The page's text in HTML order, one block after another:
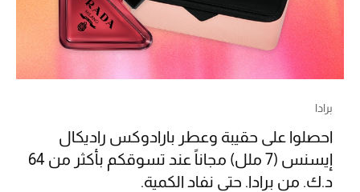
هدايا
دليل مستلزمات الجمال
أبرز الماركات
ماركات جديدة للجمال
برادا
احصلوا على حقيبة وعطر بارادوكس راديكال
إيسنس (7 ملل) مجاناً عند تسوقكم بأكثر من 64
د.ك. من برادا. حتى نفاد الكمية.